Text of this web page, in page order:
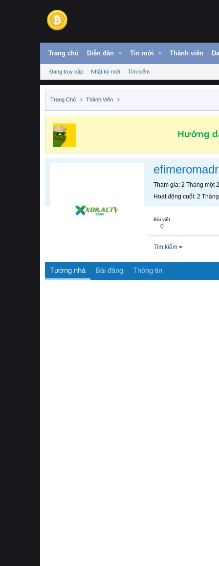
Trang chủ Diễn đàn Tin mới Thành viên
Đang truy cập Nhật ký mới Tìm kiếm
Trang Chủ Thành Viên
Hướng
Tham gia 2 Tháng một
Hoạt động cuối 2
Bài viết
0
Tìm kiếm
Tường nhà Bài đăng Thông tin